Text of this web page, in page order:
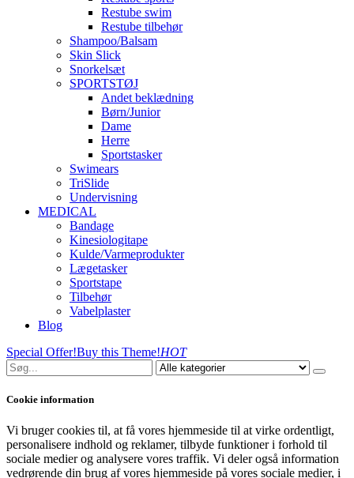
Restube swim
Restube tilbehør
Shampoo/Balsam
Skin Slick
Snorkelsæt
SPORTSTØJ
Andet beklædning
Børn/Junior
Dame
Herre
Sportstasker
Swimears
TriSlide
Undervisning
MEDICAL
Bandage
Kinesiologitape
Kulde/Varmeprodukter
Lægetasker
Sportstape
Tilbehør
Vabelplaster
Blog
Special Offer!Buy this Theme!HOT
Cookie information
Vi bruger cookies til, at få vores hjemmeside til at virke ordentligt,
personalisere indhold og reklamer, tilbyde funktioner i forhold til
sociale medier og analysere vores traffik. Vi deler også information
vedrørende din brug af vores hjemmeside på vores sociale medier, i